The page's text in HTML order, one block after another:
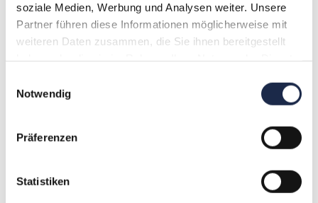
soziale Medien, Werbung und Analysen weiter. Unsere
Partner führen diese Informationen möglicherweise mit
weiteren Daten zusammen, die Sie ihnen bereitgestellt
Notwendig
Präferenzen
Statistiken
DI.
17
Claude kompakt: Prompting, Skills &
Die Durchführung erfolgt DIGITAL!